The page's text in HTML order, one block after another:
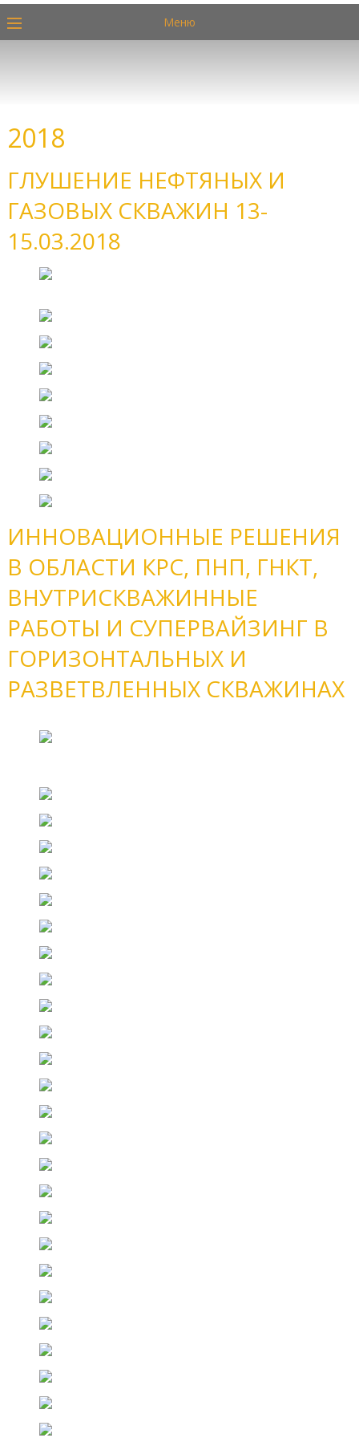
Меню
2018
ГЛУШЕНИЕ НЕФТЯНЫХ И
ГАЗОВЫХ СКВАЖИН 13-
15.03.2018
ИННОВАЦИОННЫЕ РЕШЕНИЯ
В ОБЛАСТИ КРС, ПНП, ГНКТ,
ВНУТРИСКВАЖИННЫЕ
РАБОТЫ И СУПЕРВАЙЗИНГ В
ГОРИЗОНТАЛЬНЫХ И
РАЗВЕТВЛЕННЫХ СКВАЖИНАХ